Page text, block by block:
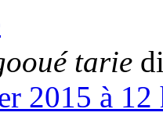
tarie
2015 à